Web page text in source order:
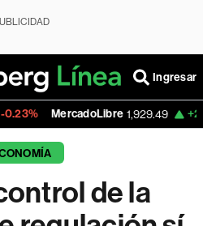
Ingresar
1,929.49 +2.09% Banco
de la